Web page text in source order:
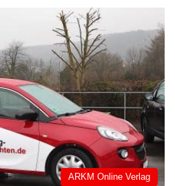
ARKM Online Verlag